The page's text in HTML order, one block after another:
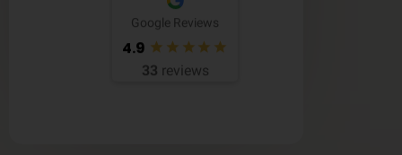
Google Reviews
4.9
33 reviews